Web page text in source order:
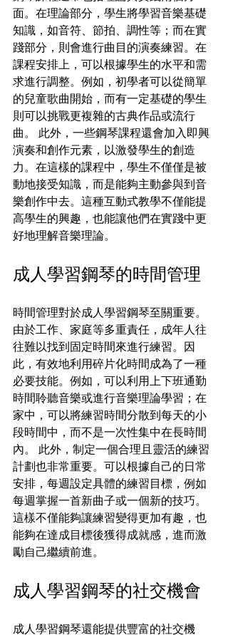
面。在理論部分，學生將學習音樂基礎
知識，如音符、節拍、調性等；而在實
踐部分，則會進行曲目的演奏練習。在
課程安排上，可以根據學生的水平和需
求進行調整。例如，初學者可以從簡單
的兒童歌曲開始，而有一定基礎的學生
則可以挑戰更複雜的古典作品或流行
曲。 此外，一些鋼琴課程還會加入即興
演奏和創作元素，以激發學生的創造
力。在這樣的課程中，學生不僅僅是被
動地接受知識，而是能夠主動參與到音
樂創作中去。這種互動式教學不僅能提
高學生的興趣，也能讓他們在實踐中更
好地理解音樂理論。
成人學習鋼琴的時間管理
時間管理對於成人學習鋼琴至關重要。
由於工作、家庭等多重責任，成年人往
往難以找到固定時間來進行練習。因
此，有效地利用碎片化時間成為了一種
必要技能。例如，可以利用上下班通勤
時間聆聽音樂或進行音樂理論學習；在
家中，可以將練習時間分散到每天的小
段時間中，而不是一次性集中在長時間
內。 此外，制定一個合理且靈活的練習
計劃也非常重要。可以根據自己的日常
安排，每週設定具體的練習目標，例如
每週掌握一首新曲子或一個新的技巧。
這樣不僅能夠讓練習變得更加有趣，也
能夠在達成目標後獲得成就感，進而激
勵自己繼續前進。
成人學習鋼琴的社交機會
成人學習鋼琴還能提供豐富的社交機